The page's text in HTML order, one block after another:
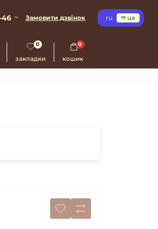
46 Замовити дзвінок ru ua
закладки
0
кошик
0